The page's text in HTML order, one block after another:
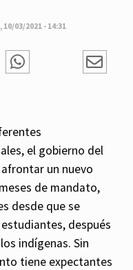
10/03/2021 - 14:31
el gobierno del
un nuevo
de mandato,
desde que se
después
indígenas. Sin
tiene expectantes